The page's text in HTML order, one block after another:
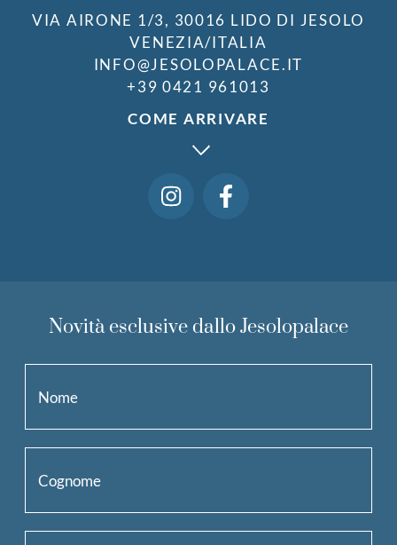
VIA AIRONE 1/3, 30016 LIDO DI JESOLO
VENEZIA/ITALIA
INFO@JESOLOPALACE.IT
+39 0421 961013
COME ARRIVARE
Novità esclusive dallo Jesolopalace